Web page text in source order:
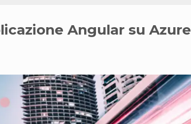
Angular su Azure